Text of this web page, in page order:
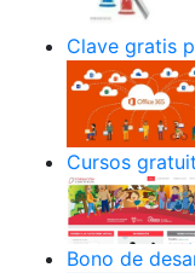
Clave gratis
Cursos
Bono de